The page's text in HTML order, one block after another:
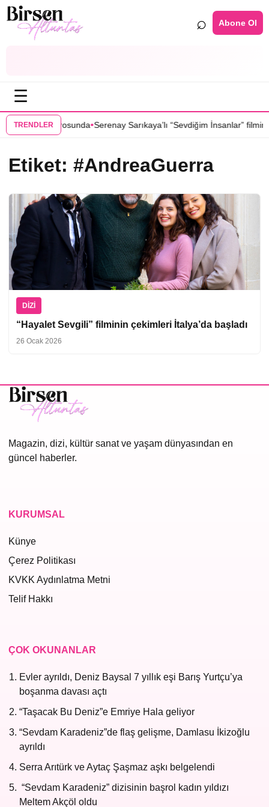
⌕ Abone Ol
☰
TRENDLER
dizisinin kadrosunda•Serenay Sarıkaya’lı “Sevdiğim İnsanlar”
Etiket: #AndreaGuerra
DIZI
“Hayalet Sevgili” filminin çekimleri İtalya’da başladı
26 Ocak 2026
Magazin, dizi, kültür sanat ve yaşam dünyasından en
güncel haberler.
KURUMSAL
Künye
Çerez Politikası
KVKK Aydınlatma Metni
Telif Hakkı
ÇOK OKUNANLAR
Evler ayrıldı, Deniz Baysal 7 yıllık eşi Barış Yurtçu’ya
boşanma davası açtı
“Taşacak Bu Deniz”e Emriye Hala geliyor
“Sevdam Karadeniz”de flaş gelişme, Damlasu İkizoğlu
ayrıldı
Serra Arıtürk ve Aytaç Şaşmaz aşkı belgelendi
“Sevdam Karadeniz” dizisinin başrol kadın yıldızı
Meltem Akçöl oldu